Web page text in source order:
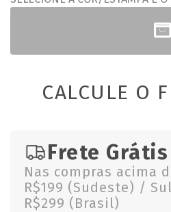
CALCULE O
Frete Grátis
Nas compras acima
R$199 (Sudeste) /
R$299 (Brasil)